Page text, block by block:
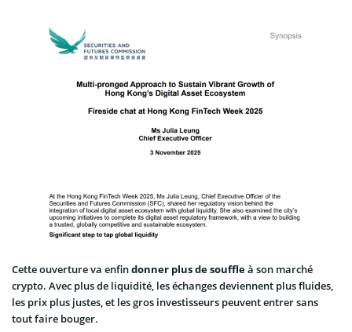
Cette ouverture va enfindonner plus de souffleà son marché
crypto. Avec plus de liquidité, les échanges deviennent plus fluides,
les prix plus justes, et les gros investisseurs peuvent entrer sans
tout faire bouger.